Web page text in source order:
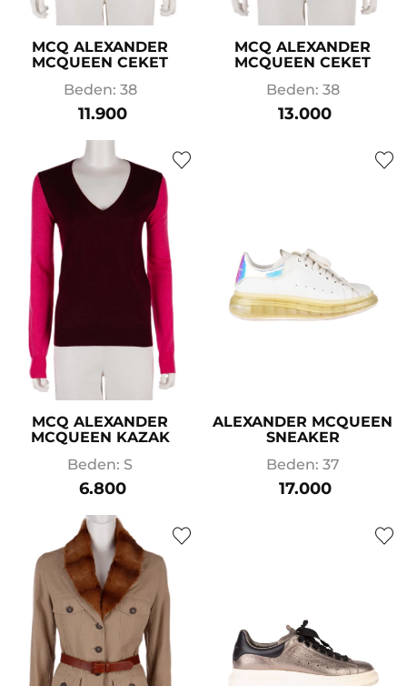
MCQ ALEXANDER
MCQUEEN CEKET
Beden: 38
11.900
MCQ ALEXANDER
MCQUEEN CEKET
Beden: 38
13.000
MCQ ALEXANDER
MCQUEEN KAZAK
Beden: S
6.800
ALEXANDER MCQUEEN
SNEAKER
Beden: 37
17.000